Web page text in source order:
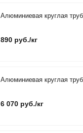
Алюминиевая круглая
890 руб./кг
Алюминиевая круглая
6 070 руб./кг